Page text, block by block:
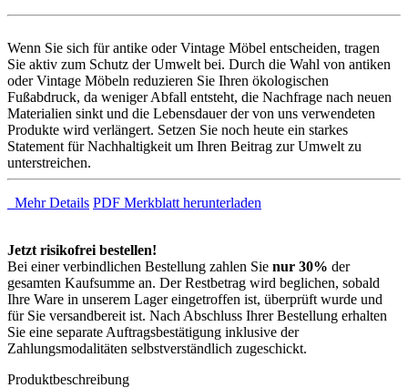
Wenn Sie sich für antike oder Vintage Möbel entscheiden, tragen
Sie aktiv zum Schutz der Umwelt bei. Durch die Wahl von antiken
oder Vintage Möbeln reduzieren Sie Ihren ökologischen
Fußabdruck, da weniger Abfall entsteht, die Nachfrage nach neuen
Materialien sinkt und die Lebensdauer der von uns verwendeten
Produkte wird verlängert. Setzen Sie noch heute ein starkes
Statement für Nachhaltigkeit um Ihren Beitrag zur Umwelt zu
unterstreichen.
Mehr Details PDF Merkblatt herunterladen
Jetzt risikofrei bestellen!
Bei einer verbindlichen Bestellung zahlen Sie nur 30% der
gesamten Kaufsumme an. Der Restbetrag wird beglichen, sobald
Ihre Ware in unserem Lager eingetroffen ist, überprüft wurde und
für Sie versandbereit ist. Nach Abschluss Ihrer Bestellung erhalten
Sie eine separate Auftragsbestätigung inklusive der
Zahlungsmodalitäten selbstverständlich zugeschickt.
Produktbeschreibung